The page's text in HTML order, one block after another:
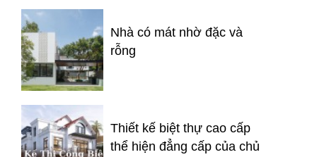
Nhà có mát nhờ đặc và
rỗng
Thiết kế biệt thự cao cấp
thể hiện đẳng cấp của chủ